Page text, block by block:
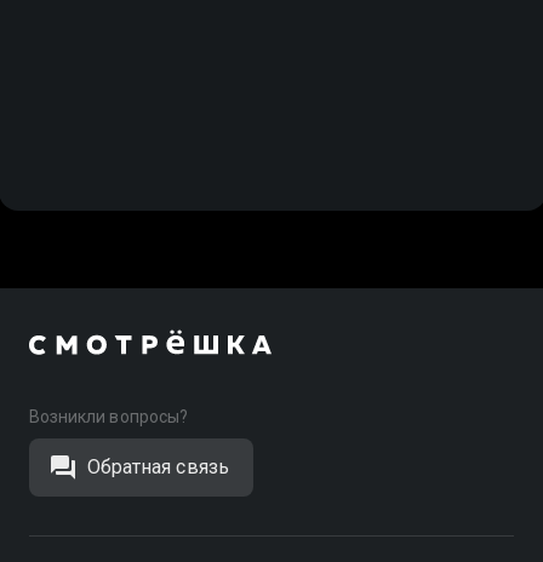
Возникли вопросы?
Обратная связь